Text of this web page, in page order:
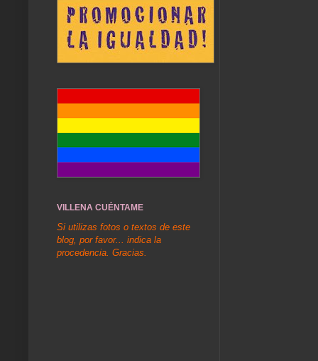
VILLENA CUÉNTAME
Si utilizas fotos o textos de este
blog, por favor... indica la
procedencia. Gracias.